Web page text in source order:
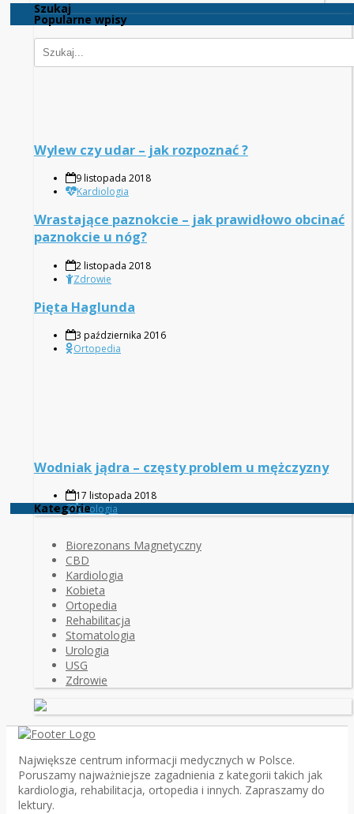
Szukaj
Popularne wpisy
Wylew czy udar – jak rozpoznać ?
9 listopada 2018
Kardiologia
Wrastające paznokcie – jak prawidłowo obcinać
paznokcie u nóg?
2 listopada 2018
Zdrowie
Pięta Haglunda
3 października 2016
Ortopedia
Wodniak jądra – częsty problem u mężczyzny
17 listopada 2018
Urologia
Kategorie
Biorezonans Magnetyczny
CBD
Kardiologia
Kobieta
Ortopedia
Rehabilitacja
Stomatologia
Urologia
USG
Zdrowie
Największe centrum informacji medycznych w Polsce.
Poruszamy najważniejsze zagadnienia z kategorii takich jak
kardiologia, rehabilitacja, ortopedia i innych. Zapraszamy do
lektury.